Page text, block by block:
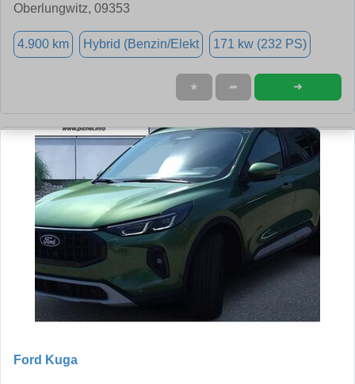
Oberlungwitz, 09353
4.900 km Hybrid (Benzin/Elekt 171 kw (232 PS)
★ ➦ ➜
Ford Kuga